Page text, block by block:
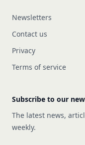
Newsletters
Contact us
Privacy
Terms of service
Subscribe to our
The latest news,
weekly.